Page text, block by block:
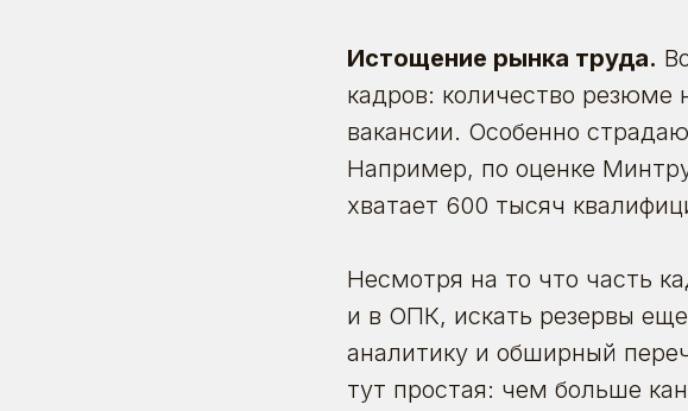
Истощение рынка труда.
кадров: количество резюме
вакансии. Особенно
Например, по оценке
хватает 600 тысяч
Несмотря на то что часть
и в ОПК, искать резервы
аналитику и обширный
тут простая: чем больше